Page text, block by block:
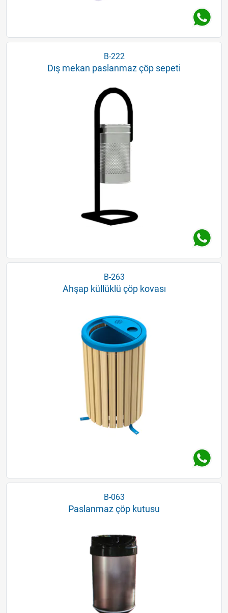
B-222
Dış mekan paslanmaz çöp sepeti
B-263
Ahşap küllüklü çöp kovası
B-063
Paslanmaz çöp kutusu